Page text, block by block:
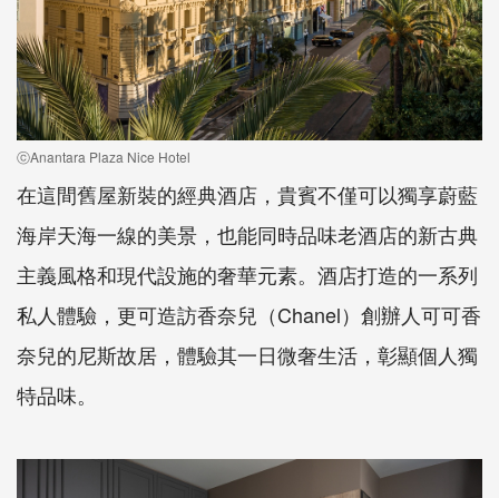
ⓒAnantara Plaza Nice Hotel
在這間舊屋新裝的經典酒店，貴賓不僅可以獨享蔚藍
海岸天海一線的美景，也能同時品味老酒店的新古典
主義風格和現代設施的奢華元素。酒店打造的一系列
私人體驗，更可造訪香奈兒（Chanel）創辦人可可香
奈兒的尼斯故居，體驗其一日微奢生活，彰顯個人獨
特品味。